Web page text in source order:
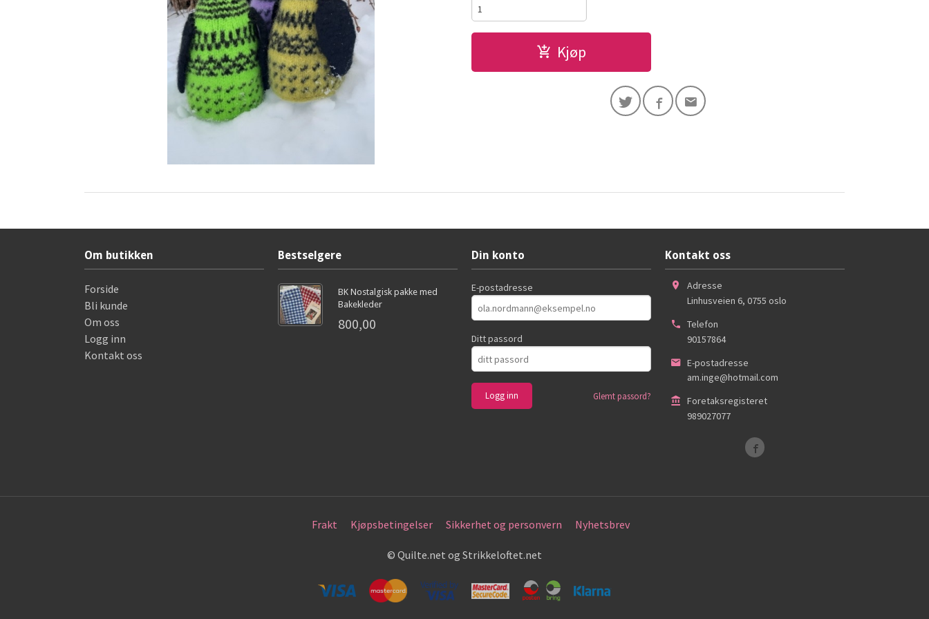
Kjøp
Om butikken
Forside
Bli kunde
Om oss
Logg inn
Kontakt oss
Bestselgere
BK Nostalgisk pakke med
Bakekleder
800,00
Din konto
E-postadresse
Ditt passord
Glemt passord?
Kontakt oss
Adresse
Linhusveien 6, 0755 oslo
Telefon
90157864
E-postadresse
am.inge@hotmail.com
Foretaksregisteret
989027077
Frakt Kjøpsbetingelser Sikkerhet og personvern Nyhetsbrev
© Quilte.net og Strikkeloftet.net